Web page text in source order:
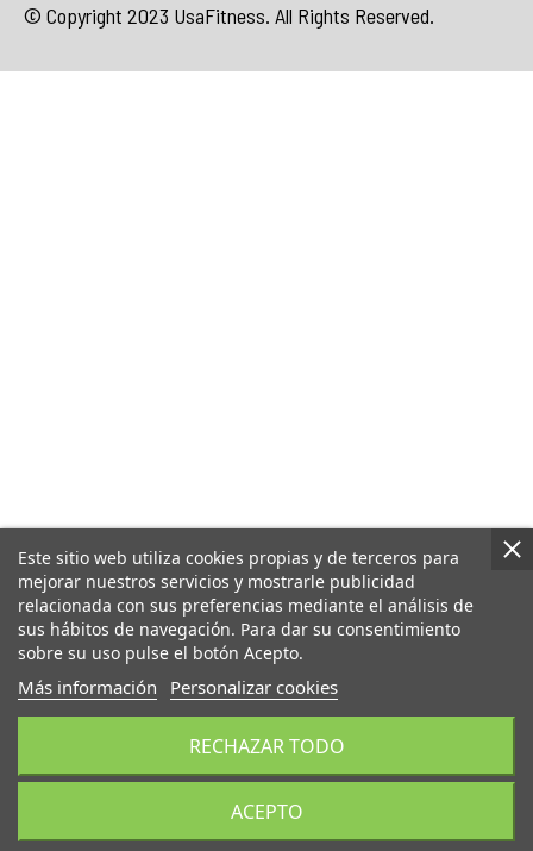
Este sitio web utiliza cookies propias y de terceros para
mejorar nuestros servicios y mostrarle publicidad
relacionada con sus preferencias mediante el análisis de
sus hábitos de navegación. Para dar su consentimiento
sobre su uso pulse el botón Acepto.
Más información Personalizar cookies
RECHAZAR TODO
ACEPTO
© Copyright 2023 UsaFitness. All Rights Reserved.